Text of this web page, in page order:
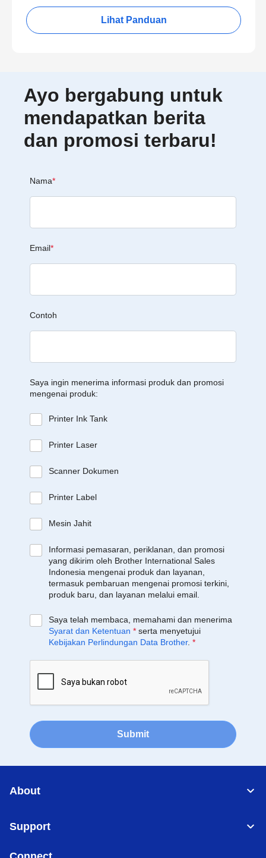
Lihat Panduan
Ayo bergabung untuk
mendapatkan berita
dan promosi terbaru!
Nama*
Email*
Contoh
Saya ingin menerima informasi produk dan promosi
mengenai produk:
Printer Ink Tank
Printer Laser
Scanner Dokumen
Printer Label
Mesin Jahit
Informasi pemasaran, periklanan, dan promosi
yang dikirim oleh Brother International Sales
Indonesia mengenai produk dan layanan,
termasuk pembaruan mengenai promosi terkini,
produk baru, dan layanan melalui email.
Saya telah membaca, memahami dan menerima
Syarat dan Ketentuan * serta menyetujui
Kebijakan Perlindungan Data Brother. *
Submit
About
Support